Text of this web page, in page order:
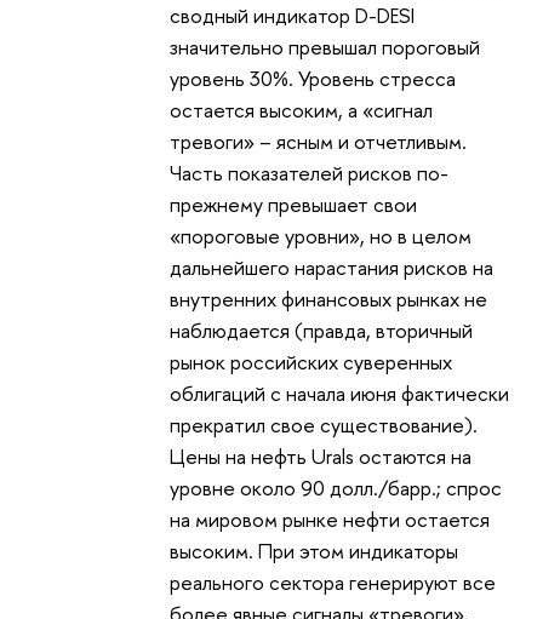
сводный индикатор D-DESI
значительно превышал пороговый
уровень 30%. Уровень стресса
остается высоким, а «сигнал
тревоги» – ясным и отчетливым.
Часть показателей рисков по-
прежнему превышает свои
«пороговые уровни», но в целом
дальнейшего нарастания рисков на
внутренних финансовых рынках не
наблюдается (правда, вторичный
рынок российских суверенных
облигаций с начала июня фактически
прекратил свое существование).
Цены на нефть Urals остаются на
уровне около 90 долл./барр.; спрос
на мировом рынке нефти остается
высоким. При этом индикаторы
реального сектора генерируют все